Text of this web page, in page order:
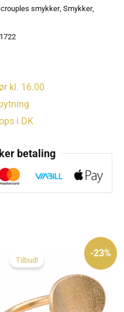
smykker, Smykker,
kl. 16.00
i DK
betaling
-23%
Tilbud!
pris
var:
775 kr..
er: